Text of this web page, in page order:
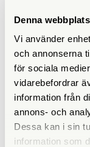
Denna
Vi använder
och annonserna
för sociala
vidarebefordrar
information från
annons- och
Dessa kan i sin
information som